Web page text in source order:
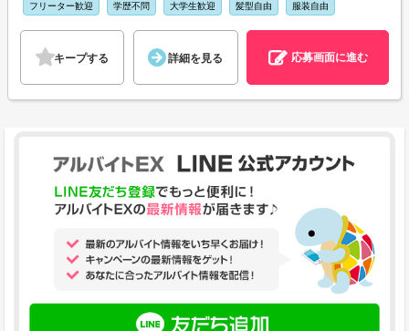
フリーター歓迎 学歴不問 大学生歓迎 髪型自由 服装自由
キープする 詳細を見る 応募画面に進む